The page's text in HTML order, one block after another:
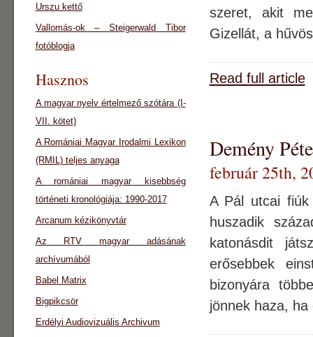
szeret, akit
Gizellát, a
Read full article
Demény
február 25th,
A Pál utcai
huszadik
katonásdit
erősebbek
bizonyára
jönnek haza, ha
Urszu kettő
Vallomás-ok – Steigerwald Tibor
fotóblogja
Hasznos
A magyar nyelv értelmező szótára (I-
VII. kötet)
A Romániai Magyar Irodalmi Lexikon
(RMIL) teljes anyaga
A romániai magyar kisebbség
történeti kronológiája: 1990-2017
Arcanum kézikönyvtár
Az RTV magyar adásának
archívumából
Babel Matrix
Bigpikcsör
Erdélyi Audiovizuális Archivum